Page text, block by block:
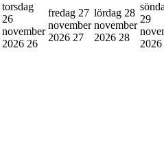
torsdag
26
november
2026 26
fredag 27
november
2026 27
lördag 28
november
2026 28
29
2026